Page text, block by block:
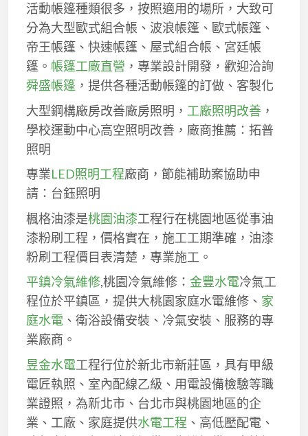
活動帳篷種類很多，按照適用的場所，大致可
分為大型歐式組合帳、波浪帳篷、歐式帳篷、
帝王帳篷、快速帳篷、屋式組合帳、宮廷帳
篷。 帳篷工廠直營 ，專業設計開發，歡迎洽詢
舜盛帳篷，提供各種活動帳篷的訂做、客製化
大型鋼構廠房改善廠房照明， 工廠照明改善，
學校運動中心高空照明改善，廠商推薦：拓普
照明
專業LED照明工程廠商，節能補助案協助申
請：台鈺照明
楓格油漆是桃園油漆工程行在桃園地區從事油
漆粉刷工程，價格實在，施工工期準確，油漆
粉刷工程價目表清楚，專業施工。
平鎮冷氣維修,桃園冷氣維修： 金豐水電冷氣工
程位於平鎮區，提供大桃園家庭水電維修、 家
庭水電、衛浴設備安裝、冷氣安裝、服務的專
業廠商。
昱金水電工程行位於新北市新莊區，具有甲級
電匠執照、室內配線乙級、用電設備檢驗等職
業證照，為新北市、台北市與桃園地區的企
業、工廠、家庭提供水電工程 、高低壓配電、